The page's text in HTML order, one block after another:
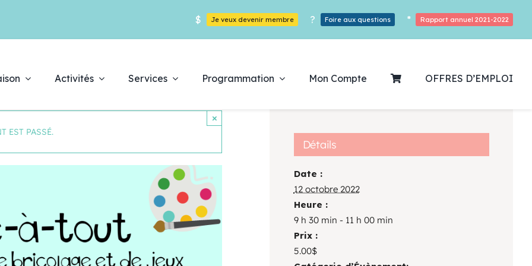
$ Je veux devenir membre ? Foire aux questions * Rapport annuel 2021-2022
Activités Services Programmation
Découvrez notre
programmation
Des Heures De Plaisirs!
Mon Compte OFFRES D’EMPLOI
EST PASSÉ.
×
Détails
Date :
12 octobre 2022
Heure :
9 h 30 min - 11 h 00 min
Prix :
5.00$